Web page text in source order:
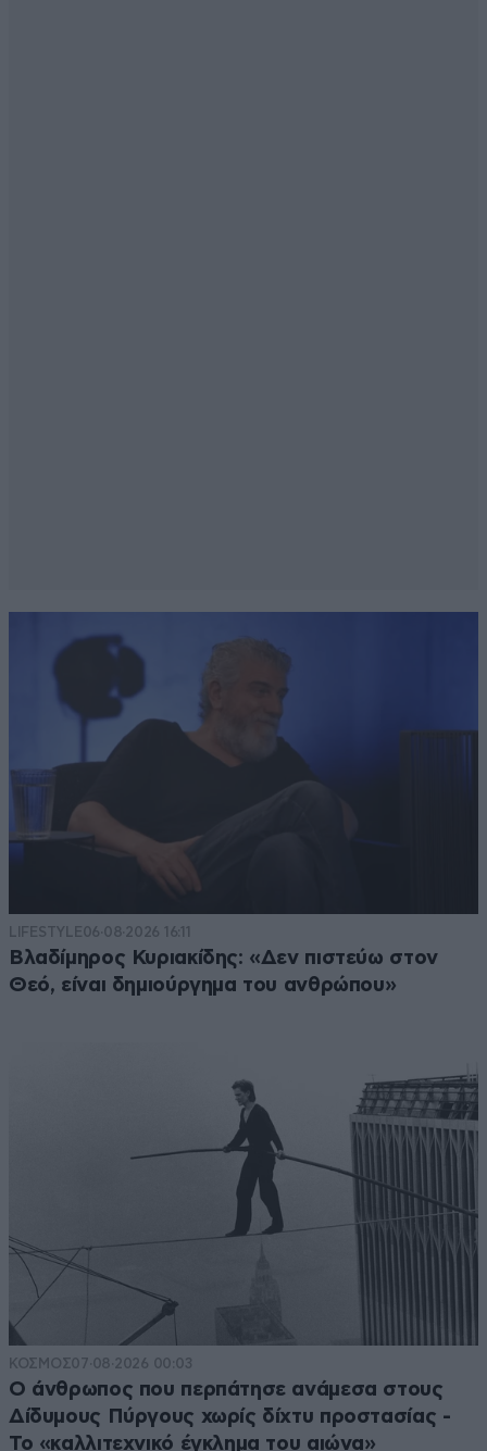
LIFESTYLE06·08·2026 16:11
Βλαδίμηρος Κυριακίδης: «Δεν πιστεύω στον
Θεό, είναι δημιούργημα του ανθρώπου»
ΚΟΣΜΟΣ07·08·2026 00:03
Ο άνθρωπος που περπάτησε ανάμεσα στους
Δίδυμους Πύργους χωρίς δίχτυ προστασίας -
Το «καλλιτεχνικό έγκλημα του αιώνα»